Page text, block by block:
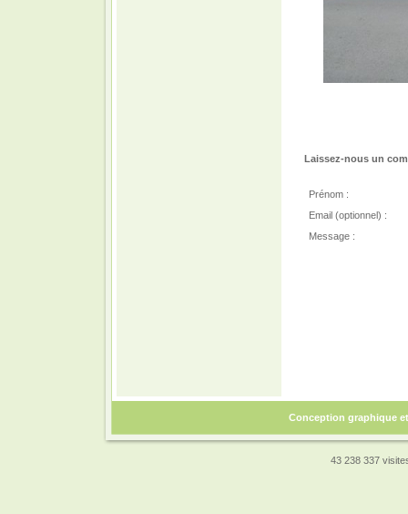
Laissez-nous un
Prénom :
Email (optionnel) :
Message :
Conception graphique
43 238 337